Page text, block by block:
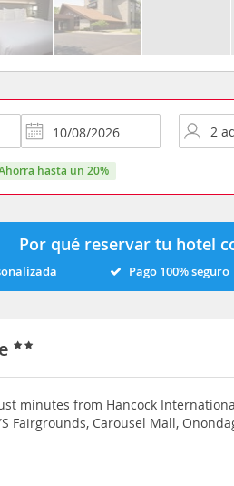
ahorra hasta un 20%
Por qué reservar tu hotel
Pago 100% seguro
minutes from Hancock
Fairgrounds, Carousel Mall,